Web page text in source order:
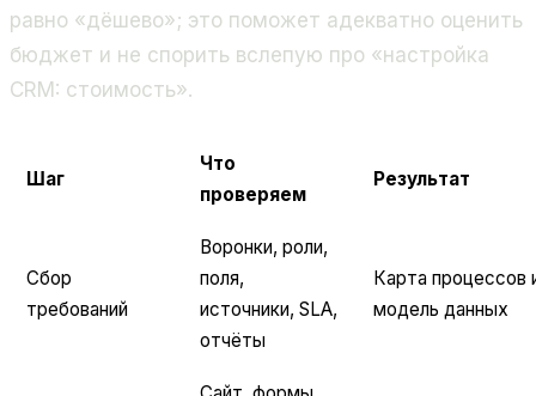
равно «дёшево»; это поможет адекватно оценить
бюджет и не спорить вслепую про «настройка
CRM: стоимость».
Шаг
Что
проверяем
Результат
Сбор
требований
Воронки, роли,
поля,
источники, SLA,
отчёты
Карта процессов
модель данных